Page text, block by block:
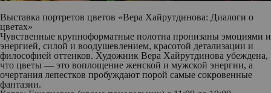
Выставка портретов цветов «Вера Хайрутдинова: Диалоги о
цветах»
Чувственные крупноформатные полотна пронизаны эмоциями и
энергией, силой и воодушевлением, красотой детализации и
философией оттенков. Художник Вера Хайрутдинова убеждена,
что цветы — это воплощение женской и мужской энергии, а
очертания лепестков пробуждают порой самые сокровенные
фантазии.